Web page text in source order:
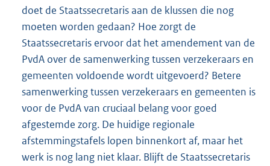
doet de Staatssecretaris aan de klussen die nog
moeten worden gedaan? Hoe zorgt de
Staatssecretaris ervoor dat het amendement van de
PvdA over de samenwerking tussen verzekeraars en
gemeenten voldoende wordt uitgevoerd? Betere
samenwerking tussen verzekeraars en gemeenten is
voor de PvdA van cruciaal belang voor goed
afgestemde zorg. De huidige regionale
afstemmingstafels lopen binnenkort af, maar het
werk is nog lang niet klaar. Blijft de Staatssecretaris